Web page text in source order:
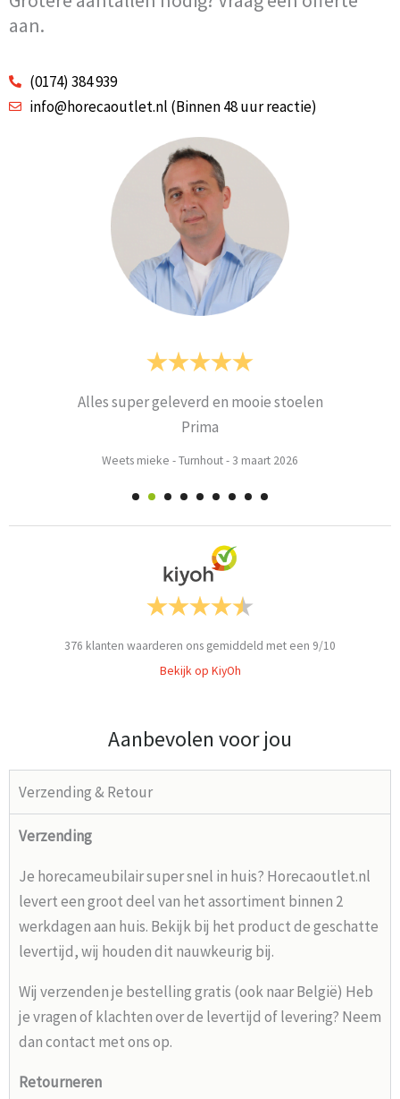
aan.
(0174) 384 939
info@horecaoutlet.nl (Binnen 48 uur reactie)
Alles super geleverd en mooie stoelen
Prima
Weets mieke -Turnhout- 3 maart 2026
376 klanten waarderen ons gemiddeld met een 9/10
Bekijk op KiyOh
Aanbevolen voor jou
Verzending & Retour
Verzending
Je horecameubilair super snel in huis? Horecaoutlet.nl
levert een groot deel van het assortiment binnen 2
werkdagen aan huis. Bekijk bij het product de geschatte
levertijd, wij houden dit nauwkeurig bij.
Wij verzenden je bestelling gratis (ook naar België) Heb
je vragen of klachten over de levertijd of levering? Neem
dan contact met ons op.
Retourneren